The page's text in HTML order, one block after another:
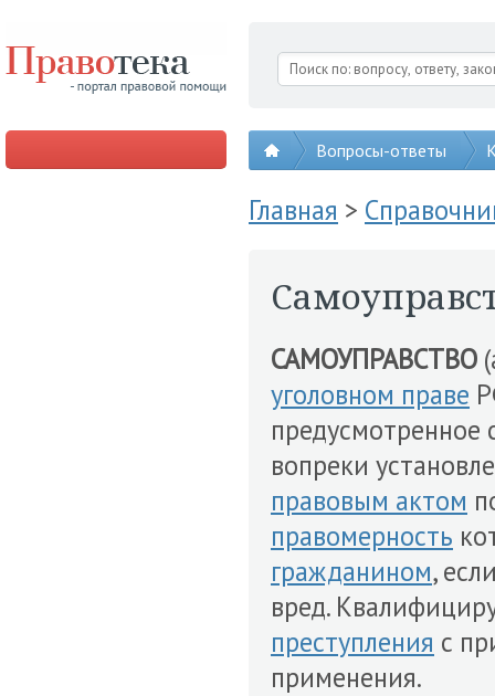
Вопросы-ответы
Главная >
САМОУПРАВСТВО
уголовном праве
предусмотренное
вопреки
правовым актом
правомерность
гражданином,
вред.
преступления с
применения.